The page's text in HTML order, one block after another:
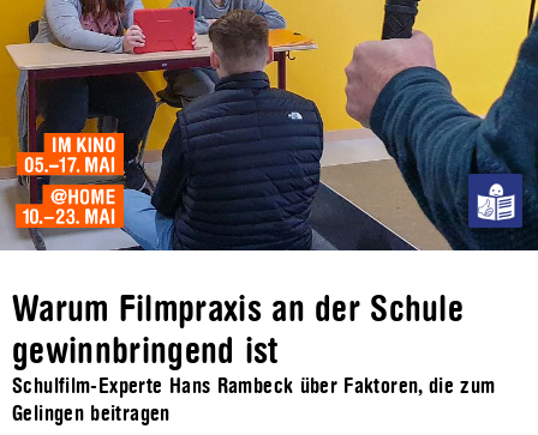
Warum Filmpraxis an der Schule
gewinnbringend ist
Schulfilm-Experte Hans Rambeck über Faktoren, die zum
Gelingen beitragen